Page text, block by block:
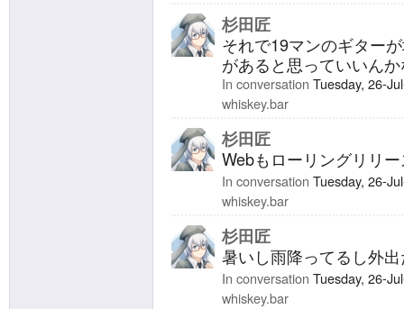
杉田匠
それで19マンのギター
があると思っていいん
In conversation Tuesday, 26-
whiskey.bar
杉田匠
Webもローリングリリ
In conversation Tuesday, 26-
whiskey.bar
杉田匠
暑いし雨降ってるし外
In conversation Tuesday, 26-
whiskey.bar